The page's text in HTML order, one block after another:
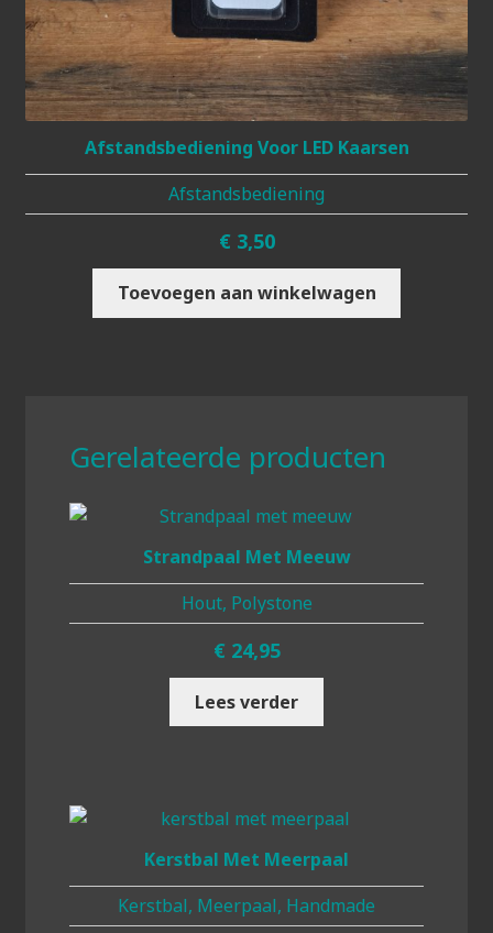
Afstandsbediening Voor LED Kaarsen
Afstandsbediening
€ 3,50
Toevoegen aan winkelwagen
Gerelateerde producten
Strandpaal Met Meeuw
Hout, Polystone
€ 24,95
Lees verder
Kerstbal Met Meerpaal
Kerstbal, Meerpaal, Handmade